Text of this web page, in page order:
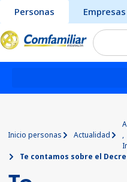
Personas
Empresas
Inicio personas Actualidad
,
Te contamos sobre el